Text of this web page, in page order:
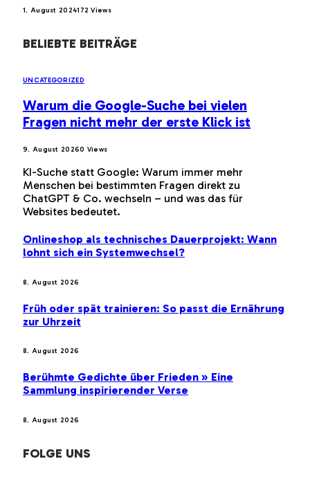
1. August 2024172Views
BELIEBTE BEITRÄGE
UNCATEGORIZED
Warum die Google-Suche bei vielen
Fragen nicht mehr der erste Klick ist
9. August 20260 Views
KI-Suche statt Google: Warum immer mehr
Menschen bei bestimmten Fragen direkt zu
ChatGPT & Co. wechseln – und was das für
Websites bedeutet.
Onlineshop als technisches Dauerprojekt: Wann
lohnt sich ein Systemwechsel?
8. August 2026
Früh oder spät trainieren: So passt die Ernährung
zur Uhrzeit
8. August 2026
Berühmte Gedichte über Frieden » Eine
Sammlung inspirierender Verse
8. August 2026
FOLGE UNS